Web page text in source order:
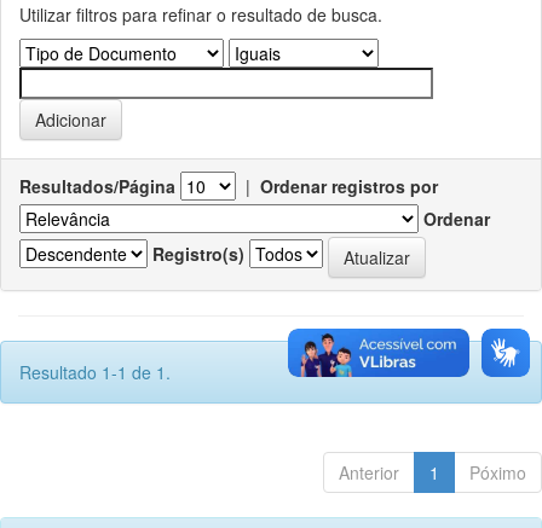
Utilizar filtros para refinar o resultado de busca.
Resultados/Página | Ordenar registros por
Ordenar
Registro(s)
Resultado 1-1 de 1.
Anterior 1 Póximo